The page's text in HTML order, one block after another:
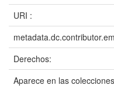
URI :
Derechos:
Aparece en las